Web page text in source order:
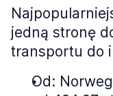
jedną stronę
transportu do
Od: